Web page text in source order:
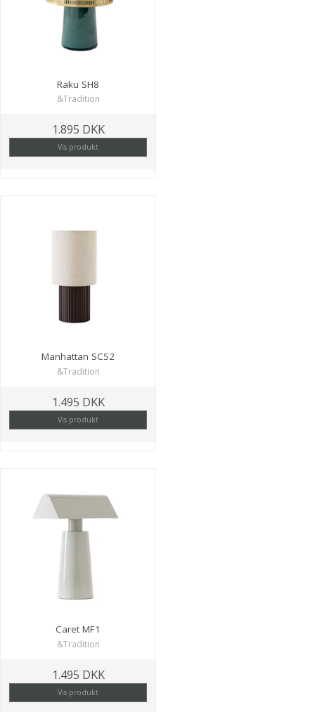
Raku SH8
&Tradition
1.895 DKK
Vis produkt
Manhattan SC52
&Tradition
1.495 DKK
Vis produkt
Caret MF1
&Tradition
1.495 DKK
Vis produkt